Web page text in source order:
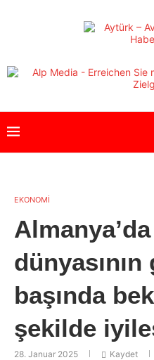
EKONOMİ
dünyasının
başında
şekilde
28. Januar 2025 Kaydet